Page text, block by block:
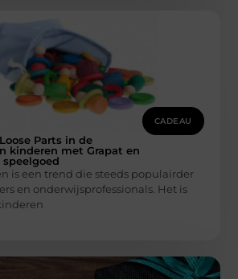
CADEAU
Parts in de
kinderen met Grapat en
is een trend die steeds populairder
en onderwijsprofessionals. Het is